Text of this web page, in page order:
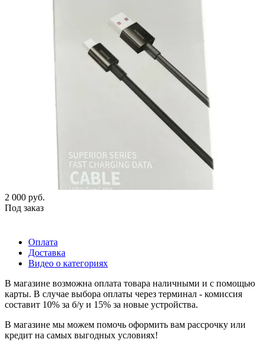
2 000 руб.
Под заказ
Оплата
Доставка
Видео о категориях
В магазине возможна оплата товара наличными и с помощью
карты. В случае выбора оплаты через терминал - комиссия
составит 10% за б/у и 15% за новые устройства.
В магазине мы можем помочь оформить вам рассрочку или
кредит на самых выгодных условиях!